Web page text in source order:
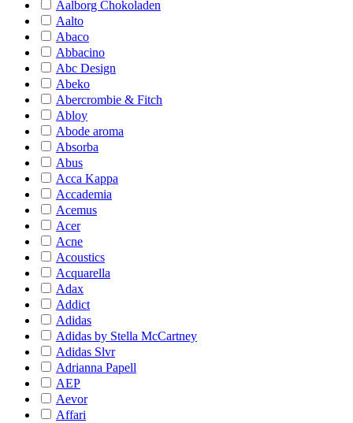
Aalborg Chokoladen
Aalto
Abaco
Abbacino
Abc Design
Abeko
Abercrombie & Fitch
Abloy
Abode aroma
Absorba
Abus
Acca Kappa
Accademia
Acemus
Acer
Acne
Acoustics
Acquarella
Adax
Addict
Adidas
Adidas by Stella McCartney
Adidas Slvr
Adrianna Papell
AEP
Aevor
Affari